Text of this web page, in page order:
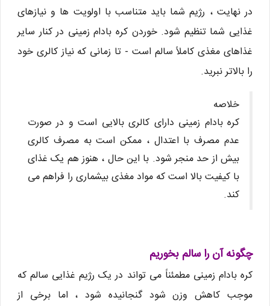
در نهایت ، رژیم شما باید متناسب با اولویت ها و نیازهای
غذایی شما تنظیم شود. خوردن کره بادام زمینی در کنار سایر
غذاهای مغذی کاملاً سالم است - تا زمانی که نیاز کالری خود
را بالاتر نبرید.
خلاصه
کره بادام زمینی دارای کالری بالایی است و در صورت
عدم مصرف با اعتدال ، ممکن است به مصرف کالری
بیش از حد منجر شود. با این حال ، هنوز هم یک غذای
با کیفیت بالا است که مواد مغذی بیشماری را فراهم می
کند.
چگونه آن را سالم بخوریم
کره بادام زمینی مطمئناً می تواند در یک رژیم غذایی سالم که
موجب کاهش وزن شود گنجانیده شود ، اما برخی از